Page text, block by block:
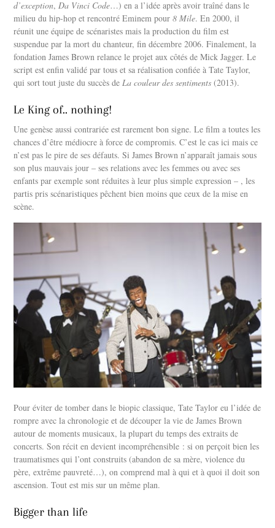
d’exception, Da Vinci Code…) en a l’idée après avoir traîné dans le
milieu du hip-hop et rencontré Eminem pour8 Mile. En 2000, il
réunit une équipe de scénaristes mais la production du film est
suspendue par la mort du chanteur, fin décembre 2006. Finalement, la
fondation James Brown relance le projet aux côtés de Mick Jagger. Le
script est enfin validé par tous et sa réalisation confiée à Tate Taylor,
qui sort tout juste du succès de La couleur des sentiments (2013).
Le King of.. nothing!
Une genèse aussi contrariée est rarement bon signe. Le film a toutes les
chances d’être médiocre à force de compromis. C’est le cas ici mais ce
n’est pas le pire de ses défauts. Si James Brown n’apparaît jamais sous
son plus mauvais jour – ses relations avec les femmes ou avec ses
enfants par exemple sont réduites à leur plus simple expression – , les
partis pris scénaristiques pêchent bien moins que ceux de la mise en
scène.
Pour éviter de tomber dans le biopic classique, Tate Taylor eu l’idée de
rompre avec la chronologie et de découper la vie de James Brown
autour de moments musicaux, la plupart du temps des extraits de
concerts. Son récit en devient incompréhensible : si on perçoit bien les
traumatismes qui l’ont construits (abandon de sa mère, violence du
père, extrême pauvreté…), on comprend mal à qui et à quoi il doit son
ascension. Tout est mis sur un même plan.
Bigger than life